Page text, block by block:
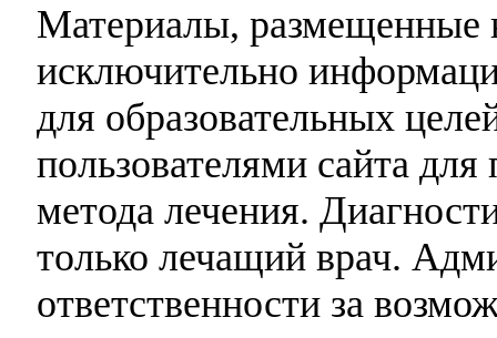
Материалы, размещенные
исключительно
для образовательных
пользователями сайта
метода лечения.
только лечащий врач.
ответственности за